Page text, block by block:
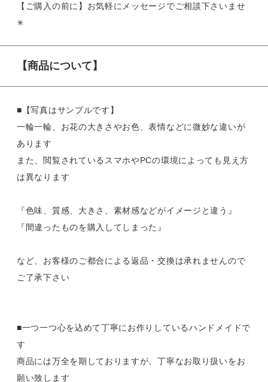
【ご購入の前に】お気軽にメッセージでご相談下さいませ
✳︎
【商品について】
■【写真はサンプルです】
一輪一輪、お花の大きさやお色、表情などに微妙な違いが
あります
また、閲覧されているスマホやPCの環境によっても見え方
は異なります
『色味、質感、大きさ、素材感などがイメージと違う』
『間違ったものを購入してしまった』
など、お客様のご都合による返品・交換は承れませんので
ご了承下さい
■一つ一つ心を込めて丁寧にお作りしているハンドメイドで
す
商品には万全を期しておりますが、丁寧なお取り扱いをお
願い致します